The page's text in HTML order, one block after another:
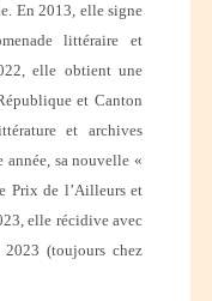
En 2013, elle signe
littéraire et
elle obtient une
et Canton
et archives
année, sa nouvelle «
Prix de l’Ailleurs et
elle récidive avec
(toujours chez